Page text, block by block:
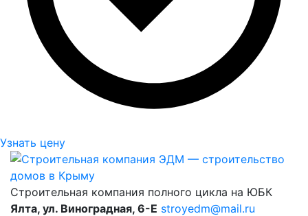
Узнать цену
Строительная компания полного цикла на ЮБК
Ялта, ул. Виноградная, 6-Е stroyedm@mail.ru